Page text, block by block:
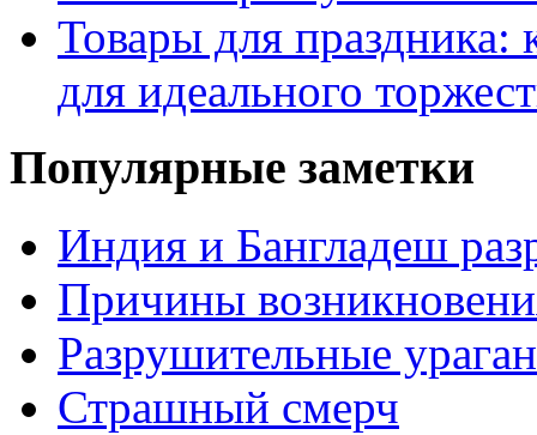
Товары для праздника:
для идеального
Популярные заметки
Индия и Бангладеш
Причины
Разрушительные
Страшный смерч